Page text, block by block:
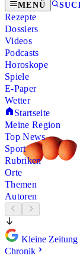
MENÜ
Rezepte
Dossiers
Videos
Podcasts
Horoskope
Spiele
E-Paper
Wetter
Startseite
Meine Region
Top News
Sport
Rubriken
Orte
Themen
Autoren
Kleine Zeitung
Chronik